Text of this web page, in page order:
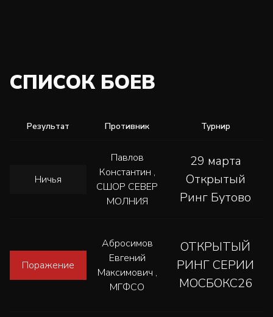
СПИСОК БОЕВ
Результат Противник Турнир
Ничья
Павлов
Константин ,
СШОР СЕВЕР
МОЛНИЯ
29 марта
Открытый
Ринг Бутово
Поражение
Абросимов
Евгений
Максимович ,
МГФСО
ОТКРЫТЫЙ
РИНГ СЕРИИ
МОСБОКС26